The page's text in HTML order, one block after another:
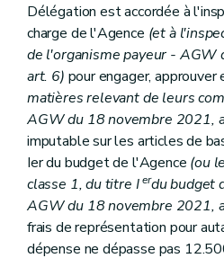
Délégation est accordée à
charge de l'Agence (et à
de l'organisme payeur -
art. 6) pour engager, approuver
matières relevant de leurs
AGW du 18 novembre 2021,
imputable sur les articles de
Ier du budget de l'Agence (ou
classe 1, du titre Ierdu budget
AGW du 18 novembre 2021,
frais de représentation pour
dépense ne dépasse pas